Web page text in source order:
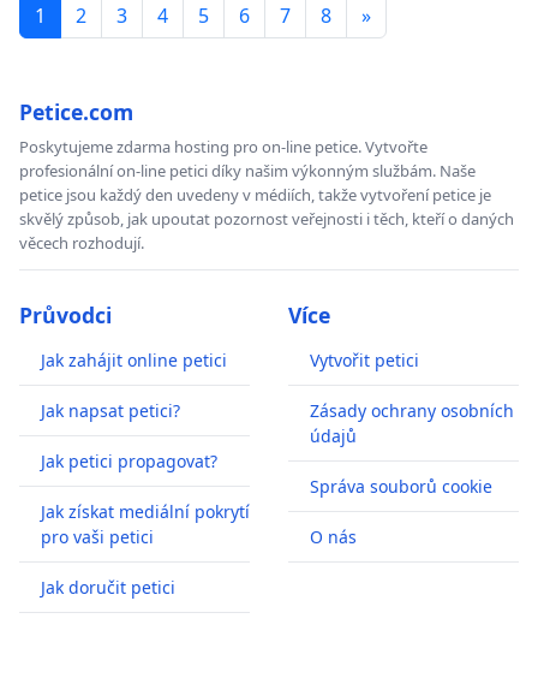
1 2 3 4 5 6 7 8 »
Petice.com
Poskytujeme zdarma hosting pro on-line petice. Vytvořte
profesionální on-line petici díky našim výkonným službám. Naše
petice jsou každý den uvedeny v médiích, takže vytvoření petice je
skvělý způsob, jak upoutat pozornost veřejnosti i těch, kteří o daných
věcech rozhodují.
Průvodci
Jak zahájit online petici
Jak napsat petici?
Jak petici propagovat?
Jak získat mediální pokrytí
pro vaši petici
Jak doručit petici
Více
Vytvořit petici
Zásady ochrany osobních
údajů
Správa souborů cookie
O nás